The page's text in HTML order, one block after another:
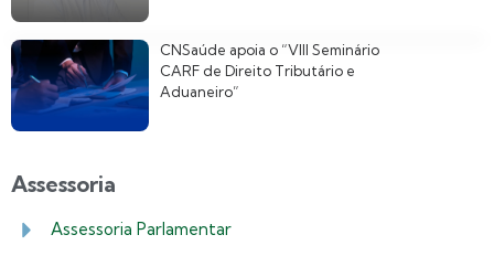
CNSaúde apoia o “VIII Seminário
CARF de Direito Tributário e
Aduaneiro”
Assessoria
Assessoria Parlamentar